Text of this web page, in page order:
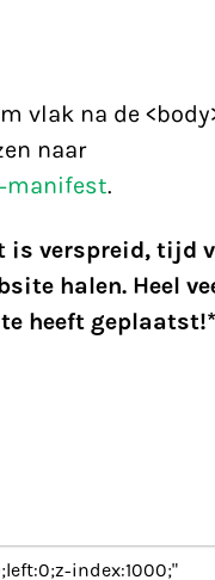
vlak na de
naar
.
is verspreid, tijd
halen. Heel
heeft geplaatst!*